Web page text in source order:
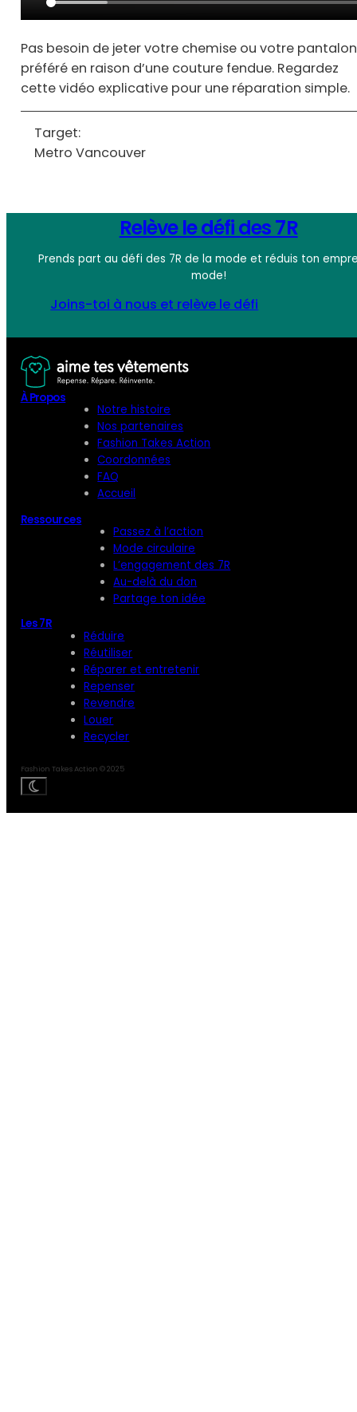
Pas besoin de jeter votre chemise ou votre pantalon
préféré en raison d’une couture fendue. Regardez
cette vidéo explicative pour une réparation simple.
Target:
Metro Vancouver
Relève le défi des 7R
Prends part au défi des 7R de la mode et réduis ton
mode!
Joins-toi à nous et relève le défi
À Propos
Notre histoire
Nos partenaires
Fashion Takes Action
Coordonnées
FAQ
Accueil
Ressources
Passez à l’action
Mode circulaire
L’engagement des 7R
Au-delà du don
Partage ton idée
Les 7R
Réduire
Réutiliser
Réparer et entretenir
Repenser
Revendre
Louer
Recycler
Fashion Takes Action © 2025